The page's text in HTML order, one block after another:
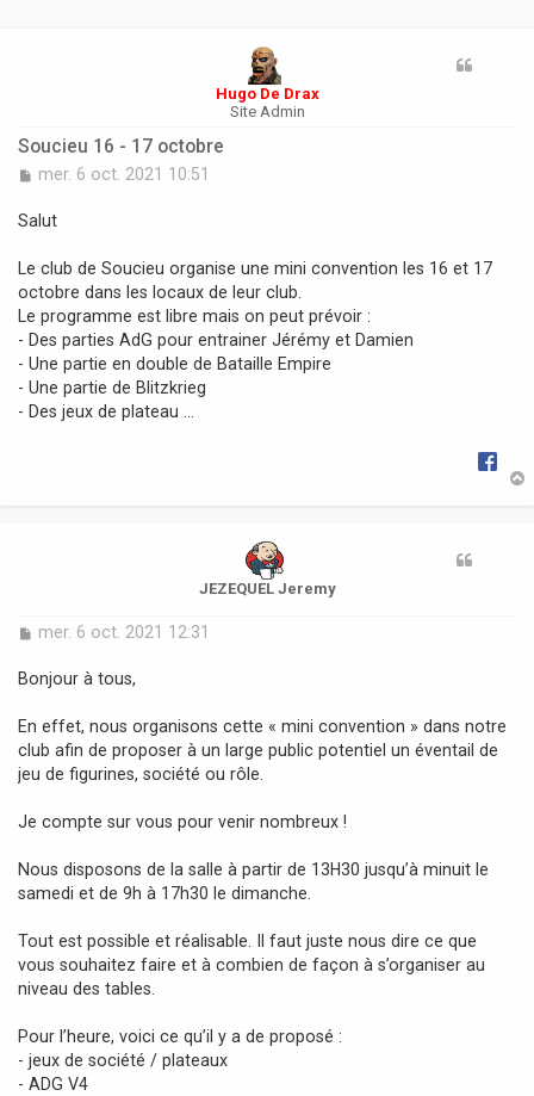
Hugo De Drax
Site Admin
Soucieu 16 - 17 octobre
M
s
g
e
mer. 6 oct. 2021 10:51
Salut
Le club de Soucieu organise une mini convention les 16 et 17
octobre dans les locaux de leur club.
Le programme est libre mais on peut prévoir :
- Des parties AdG pour entrainer Jérémy et Damien
- Une partie en double de Bataille Empire
- Une partie de Blitzkrieg
- Des jeux de plateau ...
JEZEQUEL Jeremy
M
s
g
e
mer. 6 oct. 2021 12:31
Bonjour à tous,
En effet, nous organisons cette « mini convention » dans notre
club afin de proposer à un large public potentiel un éventail de
jeu de figurines, société ou rôle.
Je compte sur vous pour venir nombreux !
Nous disposons de la salle à partir de 13H30 jusqu’à minuit le
samedi et de 9h à 17h30 le dimanche.
Tout est possible et réalisable. Il faut juste nous dire ce que
vous souhaitez faire et à combien de façon à s’organiser au
niveau des tables.
Pour l’heure, voici ce qu’il y a de proposé :
- jeux de société / plateaux
- ADG V4